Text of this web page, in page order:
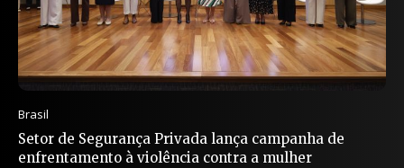
Brasil
Setor de Segurança Privada lança campanha de
enfrentamento à violência contra a mulher